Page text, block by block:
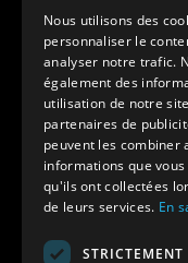
Facebook
Instagram
Colonie de
Modes de
Chèque,
Nous utilisons des
personnaliser le
analyser notre trafic.
également des
utilisation de notre
partenaires de
peuvent les combiner
informations que
qu'ils ont collectées
de leurs services. En
STRICTEMENT